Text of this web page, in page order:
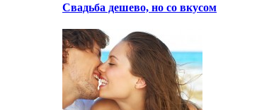
Свадьба дешево, но со вкусом